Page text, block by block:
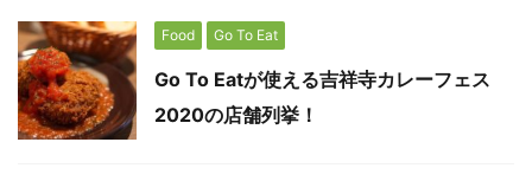
Food Go To Eat
Go To Eatが使える吉祥寺カレーフェス
2020の店舗列挙！